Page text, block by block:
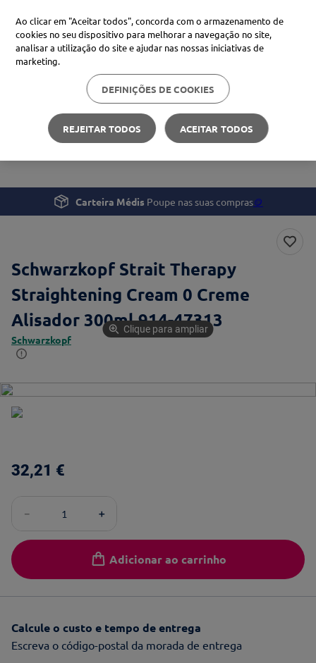
Procure no Marketplace Médis
Pesquisas mais comuns
xiaomi
cerave
Beleza e Cuidado pessoal
Schwarzkopf Strait Therapy Straightening Cream 0
Carteira Médis Poupe nas suas compras🪙
Schwarzkopf Strait Therapy
Straightening Cream 0 Creme
Alisador 300ml 914-47313
Schwarzkopf
Clique para ampliar
32,21 €
＋
－
Adicionar ao carrinho
Calcule o custo e tempo de entrega
Escreva o código-postal da morada de entrega
Ao clicar em "Aceitar todos", concorda com o armazenamento de
cookies no seu dispositivo para melhorar a navegação no site,
analisar a utilização do site e ajudar nas nossas iniciativas de
marketing.
DEFINIÇÕES DE COOKIES
REJEITAR TODOS ACEITAR TODOS